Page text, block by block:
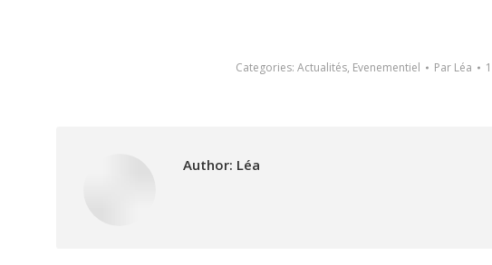
Categories: Actualités, Evenementiel Par Léa
Author: Léa